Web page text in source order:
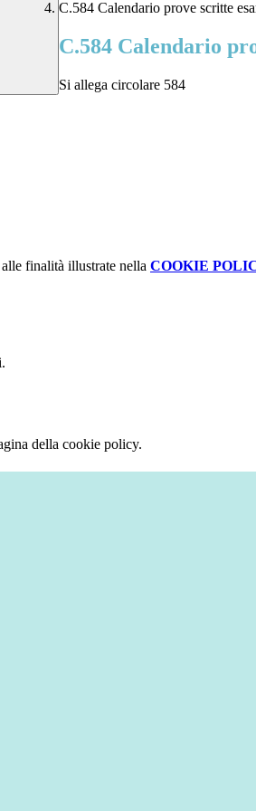
C.584 Calendario prove scritte
C.584 Calendario
Si allega circolare 584
finalità illustrate nella COOKIE
della cookie policy.